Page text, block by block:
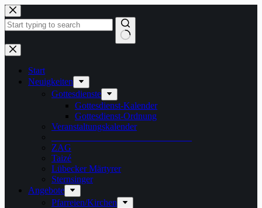
Zum
Inhalt
springen
Keine
Ergebnisse
Start
Neuigkeiten
Gottesdienste
Gottesdienst-Kalender
Gottesdienst-Ordnung
Veranstaltungskalender
ZAG
Taizé
Lübecker Märtyrer
Sternsinger
Angebote
Pfarreien/Kirchen